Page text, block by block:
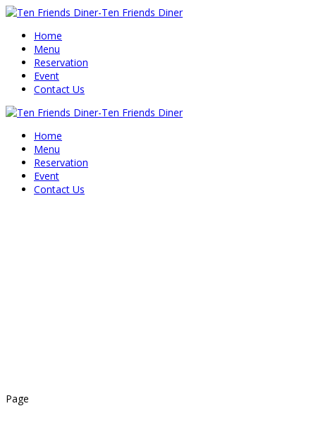
Home
Menu
Reservation
Event
Contact Us
Home
Menu
Reservation
Event
Contact Us
Page